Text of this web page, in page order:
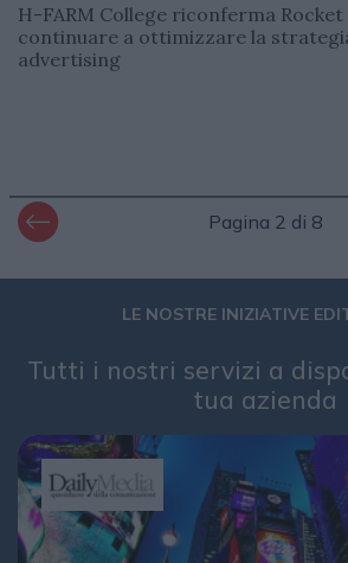
H-FARM College riconferma Rocket
continuare a ottimizzare la
advertising
Pagina 2 di 8
LE NOSTRE INIZIATIVE
Tutti i nostri servizi a
tua azienda